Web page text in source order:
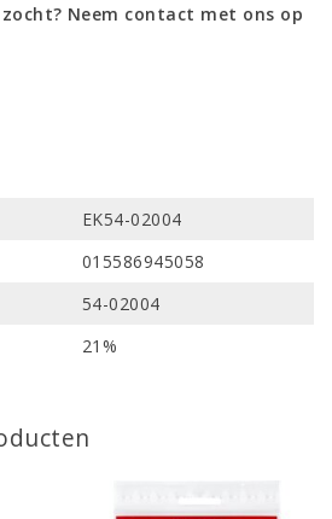
Neem contact met ons op
EK54-02004
015586945058
54-02004
21%